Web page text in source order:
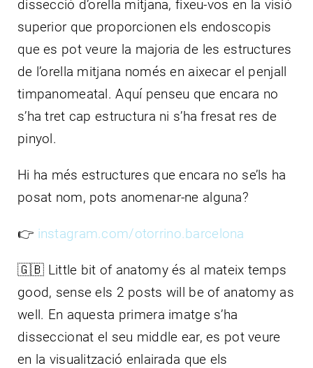
dissecció d’orella mitjana, fixeu-vos en la visió
superior que proporcionen els endoscopis
que es pot veure la majoria de les estructures
de l’orella mitjana només en aixecar el penjall
timpanomeatal. Aquí penseu que encara no
s’ha tret cap estructura ni s’ha fresat res de
pinyol.
Hi ha més estructures que encara no se’ls ha
posat nom, pots anomenar-ne alguna?
👉 instagram.com/otorrino.barcelona
🇬🇧 Little bit of anatomy és al mateix temps
good, sense els 2 posts will be of anatomy as
well. En aquesta primera imatge s’ha
disseccionat el seu middle ear, es pot veure
en la visualització enlairada que els